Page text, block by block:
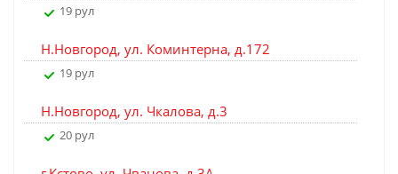
19 рул
Н.Новгород, ул. Коминтерна, д.172
19 рул
Н.Новгород, ул. Чкалова, д.3
20 рул